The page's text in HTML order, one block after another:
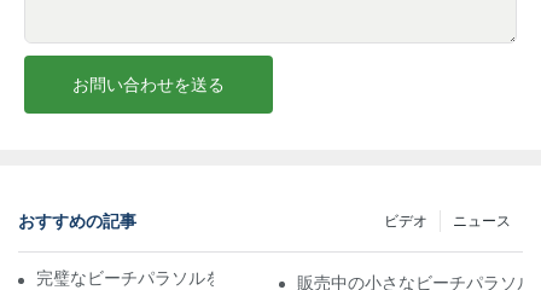
お問い合わせを送る
おすすめの記事 ニュース
ビデオ
完璧なビーチパラソルを選ぶための究極のガイド販売中の小さなビーチパラソ